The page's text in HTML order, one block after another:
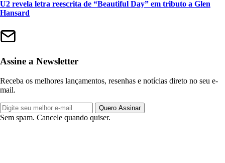
U2 revela letra reescrita de “Beautiful Day” em tributo a Glen
Hansard
Assine a Newsletter
Receba os melhores lançamentos, resenhas e notícias direto no seu e-
mail.
Quero Assinar
Sem spam. Cancele quando quiser.